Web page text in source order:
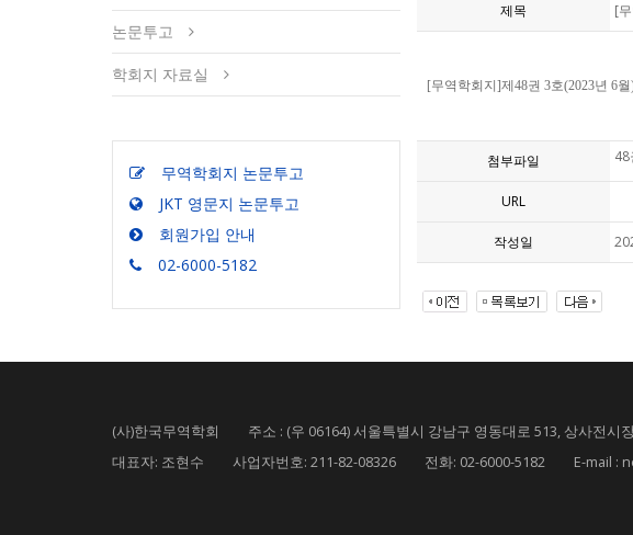
논문투고
학회지 자료실
무역학회지 논문투고
JKT 영문지 논문투고
회원가입 안내
02-6000-5182
제목 [
[무역학회지]제48권 3호(2023년 6월
첨부파일 48
URL
작성일
(사)한국무역학회 주소 : (우 06164) 서울특별시 강남구 영동대로 513, 상사전시
대표자: 조현수 사업자번호: 211-82-08326 전화: 02-6000-5182 E-mail :